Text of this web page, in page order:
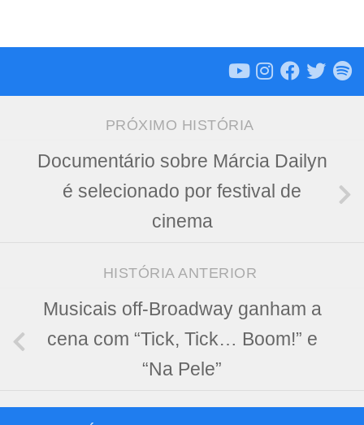
PRÓXIMO HISTÓRIA
Documentário sobre Márcia Dailyn
é selecionado por festival de
cinema
HISTÓRIA ANTERIOR
Musicais off-Broadway ganham a
cena com “Tick, Tick… Boom!” e
“Na Pele”